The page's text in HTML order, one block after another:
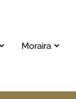
Moraira